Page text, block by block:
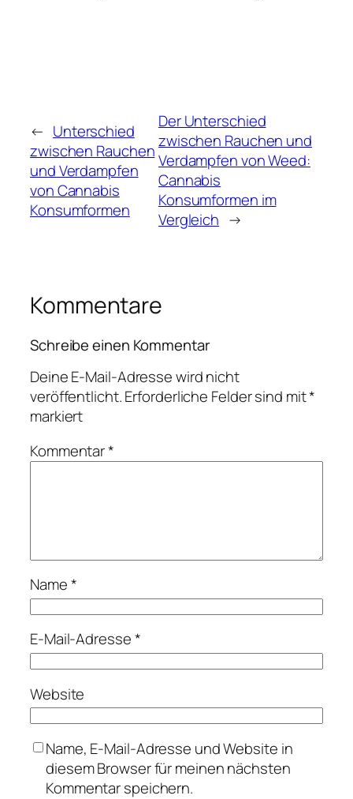
← Unterschied
zwischen Rauchen
und Verdampfen
von Cannabis
Konsumformen
Der Unterschied
zwischen Rauchen und
Verdampfen von Weed:
Cannabis
Konsumformen im
Vergleich →
Kommentare
Schreibe einen Kommentar
Deine E-Mail-Adresse wird nicht
veröffentlicht.Erforderliche Felder sind mit*
markiert
Kommentar*
Name*
E-Mail-Adresse*
Website
Name, E-Mail-Adresse und Website in
diesem Browser für meinen nächsten
Kommentar speichern.